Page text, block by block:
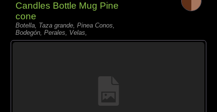
Candles Bottle Mug Pine
cone
Botella, Taza grande, Pinea Conos,
Bodegón, Perales, Velas,